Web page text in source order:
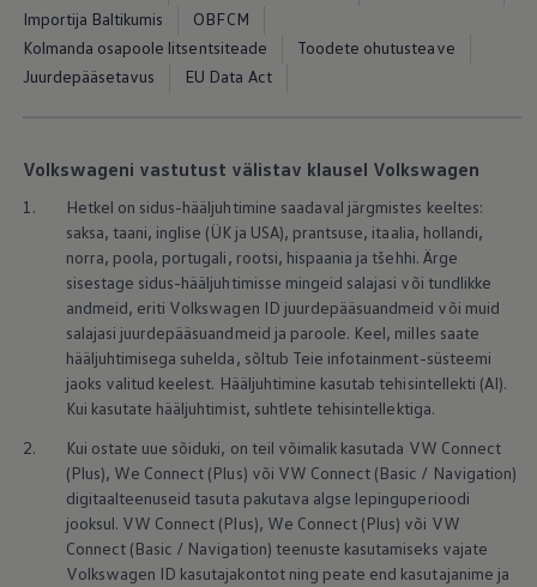
Mootoriõli ja töövedelikud
Avarii- ja rikkeabi
Volkswageni teenindus
Meelelahutus ja elektroonika
Seinalaadija ja laadimiskaablid
Klienditeave
Ringlussevõtt ja tagastamine
Tagasikutsumiskampaaniad
Hoiatus- ja märgutuled
Teie Volkswageni uusimad
Teie Volkswageni uusimad
Digitaalne juhend
myVolkswagen
Takata turvapadja ohutusalane tagasikutsumine
Importija Baltikumis
OBFCM
Kolmanda osapoole litsentsiteade
Toodete ohutusteave
Juurdepääsetavus
EU Data Act
Volkswageni vastutust välistav klausel Volkswagen
1.
Hetkel on sidus-hääljuhtimine saadaval järgmistes keeltes:
saksa, taani, inglise (ÜK ja USA), prantsuse, itaalia, hollandi,
norra, poola, portugali, rootsi, hispaania ja tšehhi. Ärge
sisestage sidus-hääljuhtimisse mingeid salajasi või tundlikke
andmeid, eriti Volkswagen ID juurdepääsuandmeid või muid
salajasi juurdepääsuandmeid ja paroole. Keel, milles saate
hääljuhtimisega suhelda, sõltub Teie infotainment-süsteemi
jaoks valitud keelest. Hääljuhtimine kasutab tehisintellekti (AI).
Kui kasutate hääljuhtimist, suhtlete tehisintellektiga.
2.
Kui ostate uue sõiduki, on teil võimalik kasutada VW Connect
(Plus), We Connect (Plus) või VW Connect (Basic / Navigation)
digitaalteenuseid tasuta pakutava algse lepinguperioodi
jooksul. VW Connect (Plus), We Connect (Plus) või VW
Connect (Basic / Navigation) teenuste kasutamiseks vajate
Volkswagen ID kasutajakontot ning peate end kasutajanime ja